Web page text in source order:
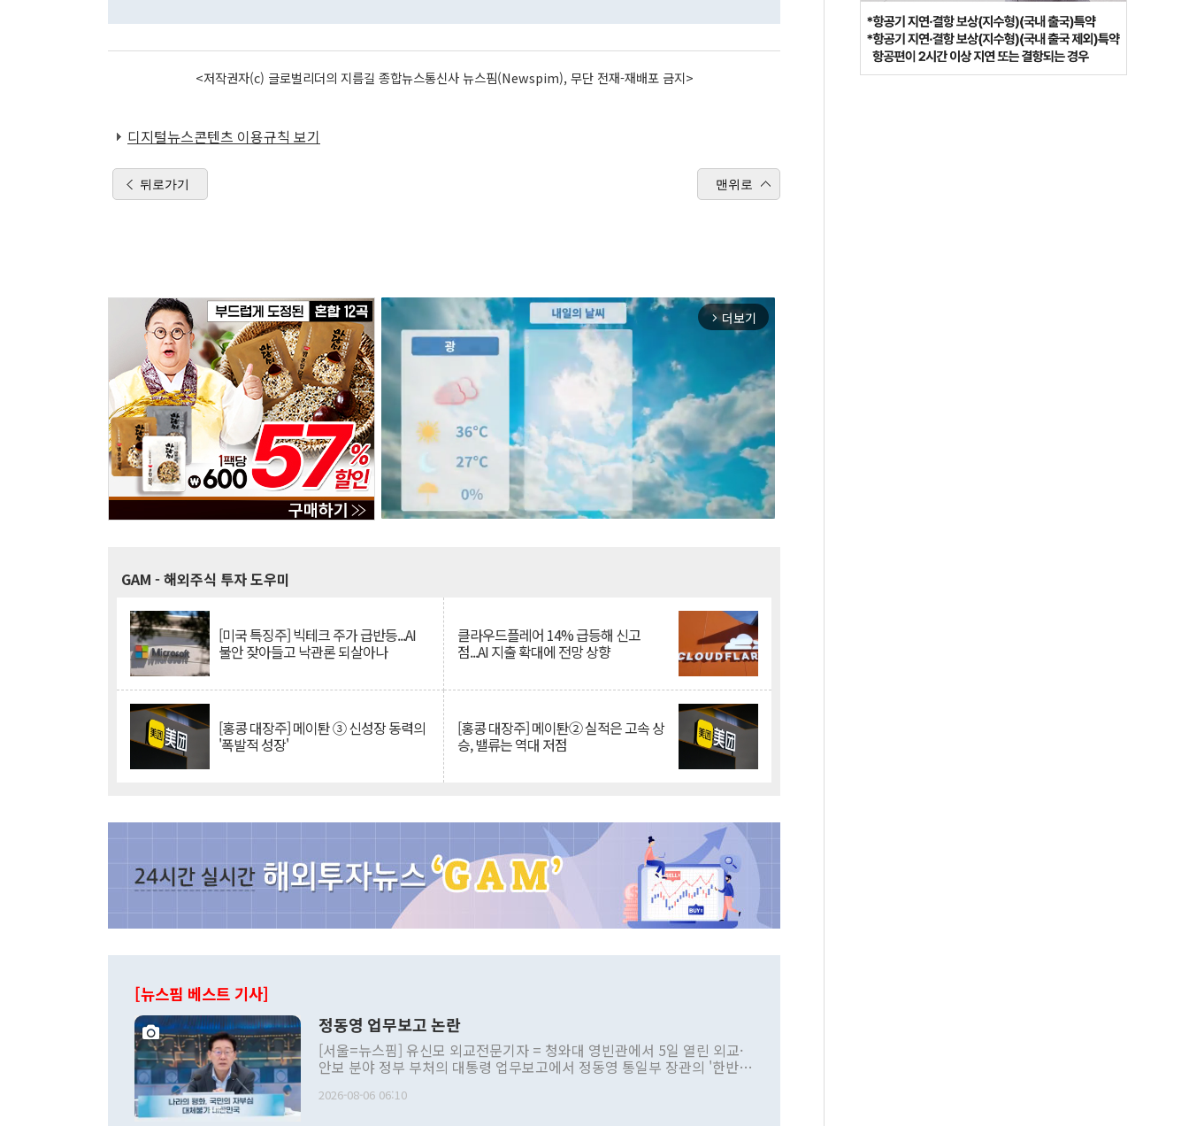
<저작권자(c) 글로벌리더의 지름길 종합뉴스통신사 뉴스핌(Newspim), 무단 전재-재배포 금지>
디지털뉴스콘텐츠 이용규칙 보기
뒤로가기 맨위로
arrow_forward_ios 더보기
GAM - 해외주식 투자 도우미
[미국 특징주] 빅테크 주가 급반등...AI
불안 잦아들고 낙관론 되살아나
클라우드플레어 14% 급등해 신고
점...AI 지출 확대에 전망 상향
[홍콩 대장주] 메이퇀 ③ 신성장 동력의
'폭발적 성장'
[홍콩 대장주] 메이퇀② 실적은 고속 상
승, 밸류는 역대 저점
[뉴스핌 베스트 기사]
정동영 업무보고 논란
[서울=뉴스핌] 유신모 외교전문기자 = 청와대 영빈관에서 5일 열린 외교·
안보 분야 정부 부처의 대통령 업무보고에서 정동영 통일부 장관의 '한반도
발언 중에는 정부 내 조율을 거치지 않은 사안을 정책으로 추진하겠다고 공
2026-08-06 06:10